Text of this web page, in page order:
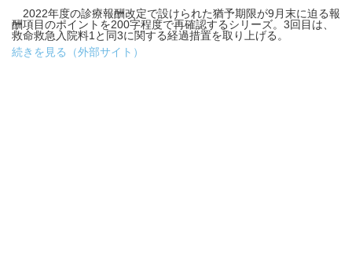
2022年度の診療報酬改定で設けられた猶予期限が9月末に迫る報
酬項目のポイントを200字程度で再確認するシリーズ。3回目は、
救命救急入院料1と同3に関する経過措置を取り上げる。
続きを見る（外部サイト）